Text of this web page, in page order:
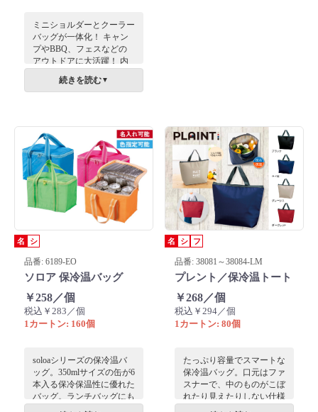
ミニショルダーとクーラー
バッグが一体化！ キャン
プやBBQ、フェスなどの
アウトドアに大活躍！ 内
み物などを低温でキープし
続きを読む▼
名 シ
品番: 6189-EO
ソロア 保冷温バッグ
￥258／個
税込￥283／個
1カートン: 160個
soloaシリーズの保冷温バ
ッグ。350mlサイズの缶が6
本入る保冷保温性に優れた
バッグ。ランチバッグにも
なります。カラフルな本体
名 シ フ
品番: 38081～38084-LM
プレント／保冷温トート
￥268／個
税込￥294／個
1カートン: 80個
たっぷり容量でスマートな
保冷温バッグ。口元はファ
スナーで、中のものがこぼ
れたり見えたりしない仕様
になっています。